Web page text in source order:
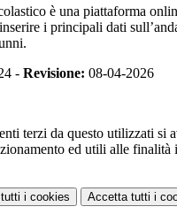
è una piattaforma
i principali dati
- Revisione: 08-04-2026
terzi da questo utilizzati si
ed utili alle finalità
i cookies Accetta tutti i